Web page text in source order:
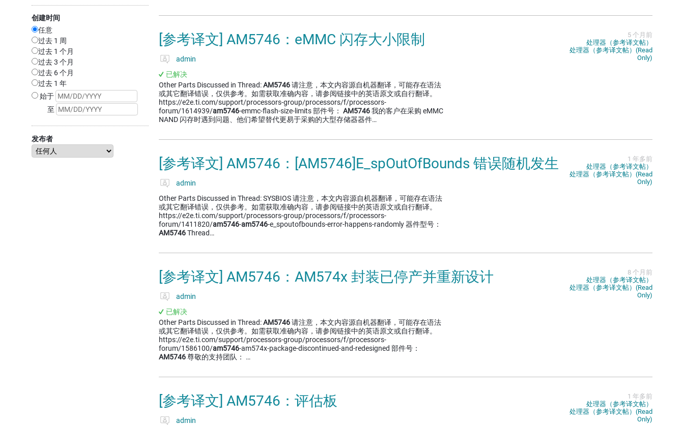
创建时间
任意
过去 1 周
过去 1 个月
过去 3 个月
过去 6 个月
过去 1 年
始于
至
发布者
[参考译文] AM5746：eMMC 闪存大小限制
admin
已解决
Other Parts Discussed in Thread:AM5746请注意，本文内容源自机器翻译，可能存在语法
或其它翻译错误，仅供参考。如需获取准确内容，请参阅链接中的英语原文或自行翻译。
https://e2e.ti.com/support/processors-group/processors/f/processors-
forum/1614939/am5746-emmc-flash-size-limits 部件号： AM5746我的客户在采购 eMMC
NAND 闪存时遇到问题、他们希望替代更易于采购的大型存储器器件…
5 个月前
处理器（参考译文帖）
处理器（参考译文帖）(Read
Only)
[参考译文] AM5746：[AM5746]E_spOutOfBounds 错误随机发生
admin
Other Parts Discussed in Thread: SYSBIOS 请注意，本文内容源自机器翻译，可能存在语法
或其它翻译错误，仅供参考。如需获取准确内容，请参阅链接中的英语原文或自行翻译。
https://e2e.ti.com/support/processors-group/processors/f/processors-
forum/1411820/am5746-am5746-e_spoutofbounds-error-happens-randomly 器件型号：
AM5746Thread…
1 年多前
处理器（参考译文帖）
处理器（参考译文帖）(Read
Only)
[参考译文] AM5746：AM574x 封装已停产并重新设计
admin
已解决
Other Parts Discussed in Thread:AM5746请注意，本文内容源自机器翻译，可能存在语法
或其它翻译错误，仅供参考。如需获取准确内容，请参阅链接中的英语原文或自行翻译。
https://e2e.ti.com/support/processors-group/processors/f/processors-
forum/1586100/am5746-am574x-package-discontinued-and-redesigned 部件号：
AM5746尊敬的支持团队： …
8 个月前
处理器（参考译文帖）
处理器（参考译文帖）(Read
Only)
[参考译文] AM5746：评估板
admin
1 年多前
处理器（参考译文帖）
处理器（参考译文帖）(Read
Only)